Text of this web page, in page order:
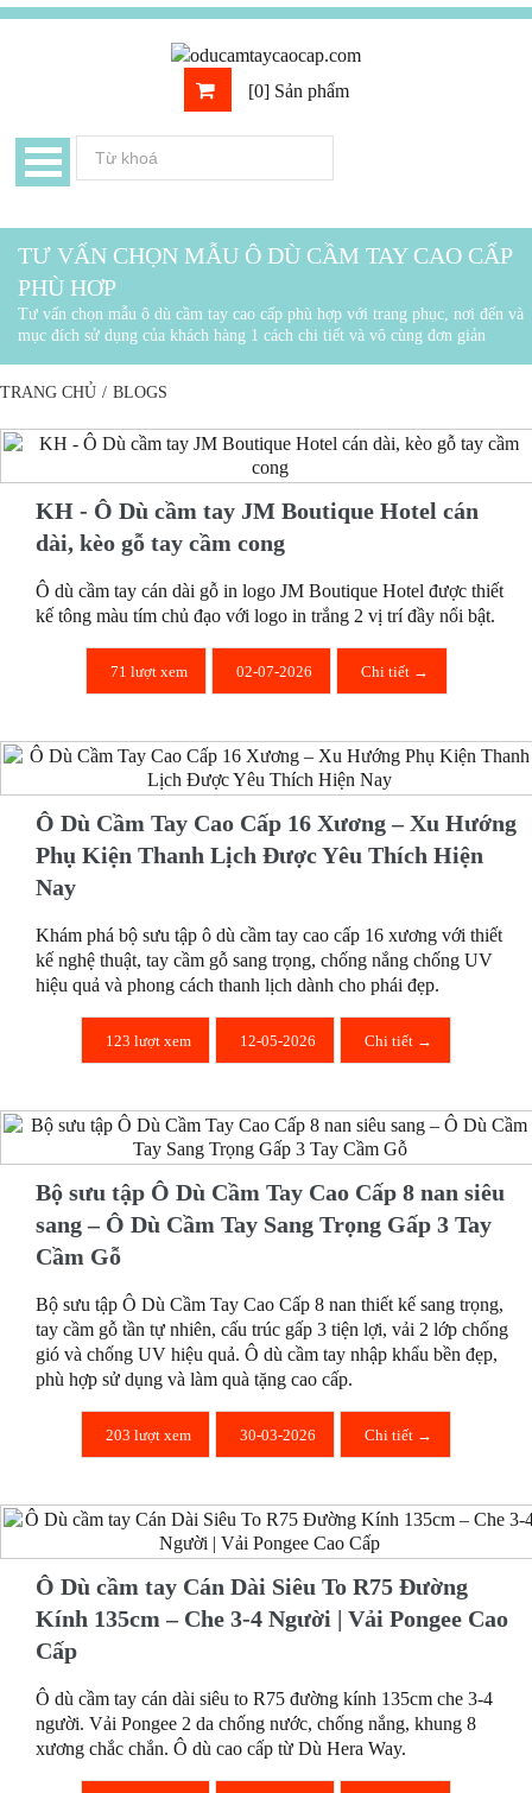
[0] Sản phẩm
TƯ VẤN CHỌN MẪU Ô DÙ CẦM TAY CAO CẤP
PHÙ HƠP
Tư vấn chọn mẫu ô dù cầm tay cao cấp phù hợp với trang phục, nơi đến và
mục đích sử dụng của khách hàng 1 cách chi tiết và vô cùng đơn giản
TRANG CHỦ / BLOGS
KH - Ô Dù cầm tay JM Boutique Hotel cán
dài, kèo gỗ tay cầm cong
Ô dù cầm tay cán dài gỗ in logo JM Boutique Hotel được thiết
kế tông màu tím chủ đạo với logo in trắng 2 vị trí đầy nổi bật.
71 lượt xem 02-07-2026 Chi tiết →
Ô Dù Cầm Tay Cao Cấp 16 Xương – Xu Hướng
Phụ Kiện Thanh Lịch Được Yêu Thích Hiện
Nay
Khám phá bộ sưu tập ô dù cầm tay cao cấp 16 xương với thiết
kế nghệ thuật, tay cầm gỗ sang trọng, chống nắng chống UV
hiệu quả và phong cách thanh lịch dành cho phái đẹp.
123 lượt xem 12-05-2026 Chi tiết →
Bộ sưu tập Ô Dù Cầm Tay Cao Cấp 8 nan siêu
sang – Ô Dù Cầm Tay Sang Trọng Gấp 3 Tay
Cầm Gỗ
Bộ sưu tập Ô Dù Cầm Tay Cao Cấp 8 nan thiết kế sang trọng,
tay cầm gỗ tần tự nhiên, cấu trúc gấp 3 tiện lợi, vải 2 lớp chống
gió và chống UV hiệu quả. Ô dù cầm tay nhập khẩu bền đẹp,
phù hợp sử dụng và làm quà tặng cao cấp.
203 lượt xem 30-03-2026 Chi tiết →
Ô Dù cầm tay Cán Dài Siêu To R75 Đường
Kính 135cm – Che 3-4 Người | Vải Pongee Cao
Cấp
Ô dù cầm tay cán dài siêu to R75 đường kính 135cm che 3-4
người. Vải Pongee 2 da chống nước, chống nắng, khung 8
xương chắc chắn. Ô dù cao cấp từ Dù Hera Way.